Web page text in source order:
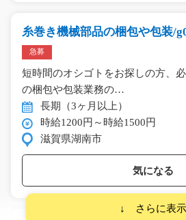
糸巻き機械部品の梱包や包装/
急募
短時間のオシゴトをお探しの方、
の梱包や包装業務の…
長期（3ヶ月以上）
時給1200円～時給1500円
滋賀県湖南市
気になる